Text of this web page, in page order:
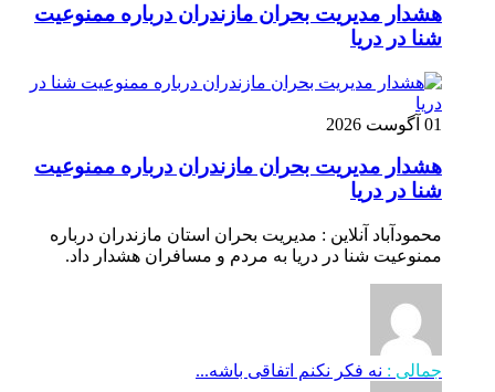
هشدار مدیریت بحران مازندران درباره ممنوعیت
شنا در دریا
01 آگوست 2026
هشدار مدیریت بحران مازندران درباره ممنوعیت
شنا در دریا
محمودآباد آنلاین : مدیریت بحران استان مازندران درباره
ممنوعیت شنا در دریا به مردم و مسافران هشدار داد.
جمالی : نه فکر نکنم اتفاقی باشه...